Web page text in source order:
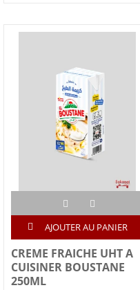
AJOUTER AU PANIER
CREME FRAICHE UHT A
CUISINER BOUSTANE
250ML